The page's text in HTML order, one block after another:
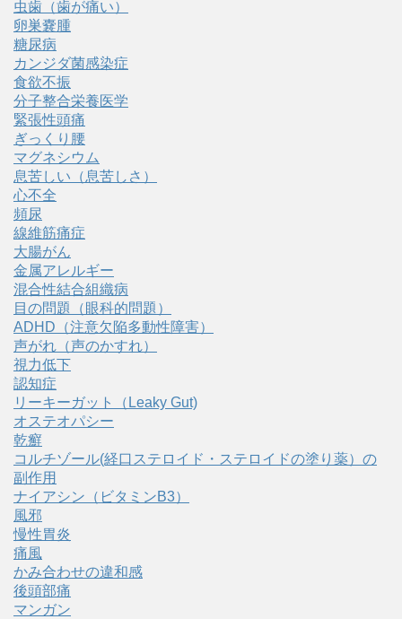
虫歯（歯が痛い）
卵巣嚢腫
糖尿病
カンジダ菌感染症
食欲不振
分子整合栄養医学
緊張性頭痛
ぎっくり腰
マグネシウム
息苦しい（息苦しさ）
心不全
頻尿
線維筋痛症
大腸がん
金属アレルギー
混合性結合組織病
目の問題（眼科的問題）
ADHD（注意欠陥多動性障害）
声がれ（声のかすれ）
視力低下
認知症
リーキーガット（Leaky Gut)
オステオパシー
乾癬
コルチゾール(経口ステロイド・ステロイドの塗り薬）の
副作用
ナイアシン（ビタミンB3）
風邪
慢性胃炎
痛風
かみ合わせの違和感
後頭部痛
マンガン